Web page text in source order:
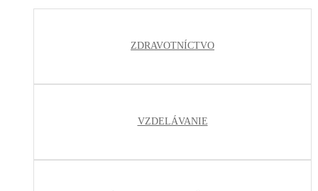
ZDRAVOTNÍCTVO
VZDELÁVANIE